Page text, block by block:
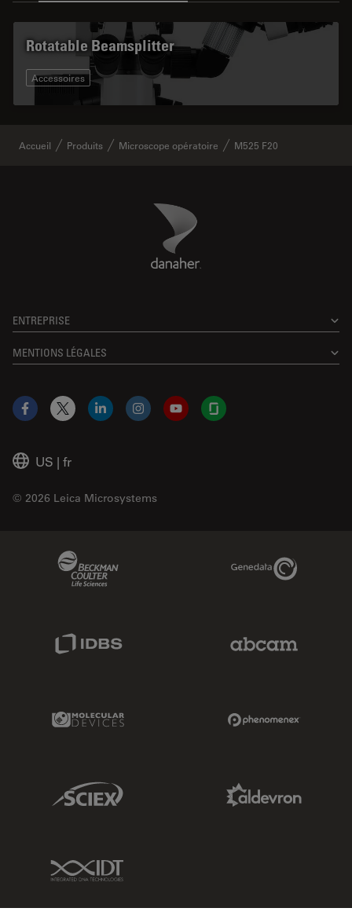
Rotatable Beamsplitter
Accessoires
Accueil Produits Microscope opératoire M525 F20
Danaher Logo
ENTREPRISE
MENTIONS LÉGALES
US | fr
© 2026 Leica Microsystems
Facebook
X LinkedInInstagramYouTubeGlassdoor
Genedata Link
Molecular Devices Link
Sciex Link
IDT Link